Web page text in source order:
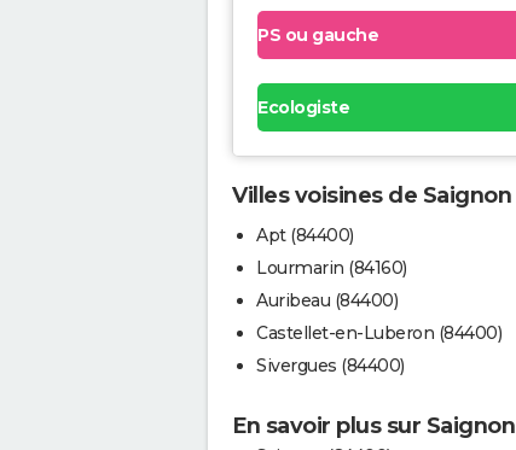
PS ou gauche
Ecologiste
Villes voisines de Saignon
Apt (84400)
Lourmarin (84160)
Auribeau (84400)
Castellet-en-Luberon (84400)
Sivergues (84400)
En savoir plus sur Saignon